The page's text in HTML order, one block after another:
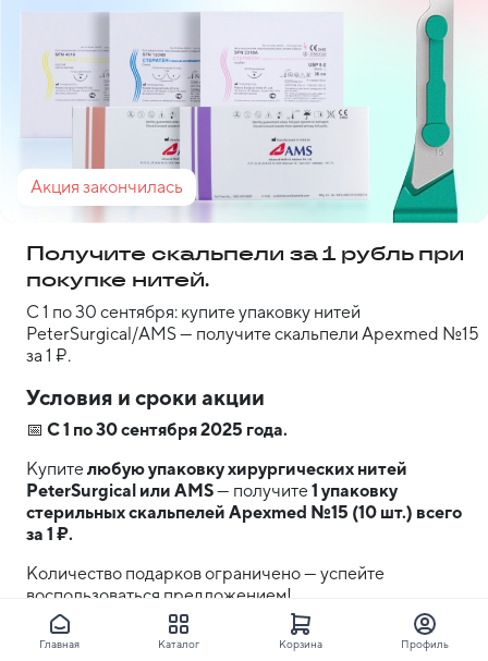
Акция закончилась
Получите скальпели за 1 рубль при
покупке нитей.
С 1 по 30 сентября: купите упаковку нитей
PeterSurgical/AMS — получите скальпели Apexmed №15
за 1 ₽.
Условия и сроки акции
📅 С 1 по 30 сентября 2025 года.
Купите любую упаковку хирургических нитей
PeterSurgical или AMS — получите 1 упаковку
стерильных скальпелей Apexmed №15 (10 шт.) всего
за 1 ₽.
Количество подарков ограничено — успейте
воспользоваться предложением!
Главная Каталог Корзина Профиль